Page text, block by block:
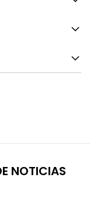
NOTICIAS